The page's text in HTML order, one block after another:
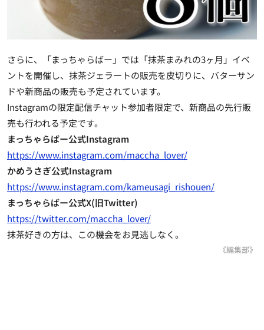
さらに、「まっちゃらばー」では「抹茶まみれの3ヶ月」イベ
ントを開催し、抹茶ジェラートの販売を皮切りに、バターサン
ドや新商品の販売も予定されています。
Instagramの限定配信チャット参加者限定で、新商品の先行販
売も行われる予定です。
まっちゃらばー公式Instagram
https://www.instagram.com/maccha_lover/
かめうさぎ公式Instagram
https://www.instagram.com/kameusagi_rishouen/
まっちゃらばー公式X(旧Twitter)
https://twitter.com/maccha_lover/
抹茶好きの方は、この機会をお見逃しなく。
《編集部》